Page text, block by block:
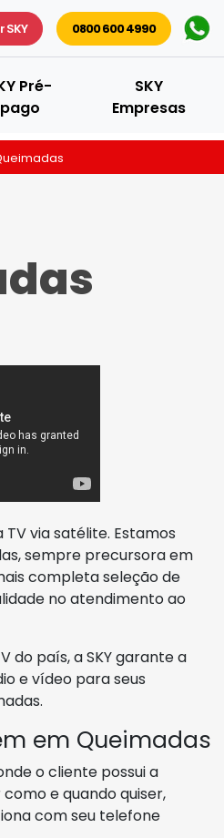
SKY 0800 600 4990
Pré-
pago
SKY
Empresas
TV via satélite. Estamos
sempre precursora em
completa seleção de
no atendimento ao
do país, a SKY garante a
e vídeo para seus
em Queimadas
o cliente possui a
e quando quiser,
com seu telefone